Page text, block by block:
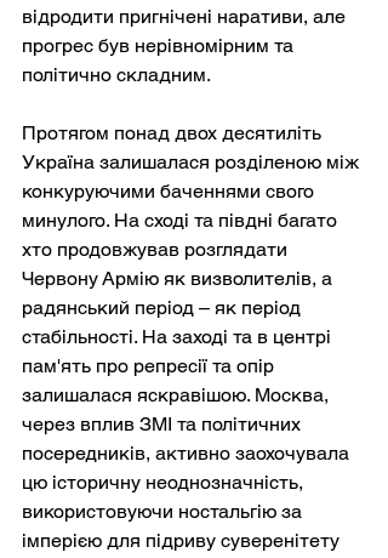
відродити пригнічені наративи, але
прогрес був нерівномірним та
політично складним.
Протягом понад двох десятиліть
Україна залишалася розділеною між
конкуруючими баченнями свого
минулого. На сході та півдні багато
хто продовжував розглядати
Червону Армію як визволителів, а
радянський період – як період
стабільності. На заході та в центрі
пам'ять про репресії та опір
залишалася яскравішою. Москва,
через вплив ЗМІ та політичних
посередників, активно заохочувала
цю історичну неоднозначність,
використовуючи ностальгію за
імперією для підриву суверенітету